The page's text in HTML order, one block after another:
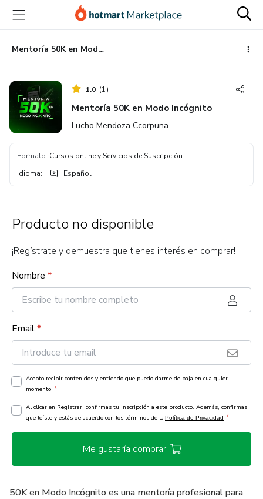
principal
página
de
página
Mentoría 50K en Modo Incógnito
1.0 (1)
Mentoría 50K en Modo Incógnito
Lucho Mendoza Ccorpuna
Formato: Cursos online y Servicios de Suscripción
Idioma: Español
Producto no disponible
¡Regístrate y demuestra que tienes interés en comprar!
Nombre *
Email*
Acepto recibir contenidos y entiendo que puedo darme de baja en cualquier
momento. *
Al clicar en Registrar, confirmas tu inscripción a este producto. Además, confirmas
que leíste y estás de acuerdo con los términos de la Política de Privacidad *
¡Me gustaría comprar!
50K en Modo Incógnito es una mentoría profesional para